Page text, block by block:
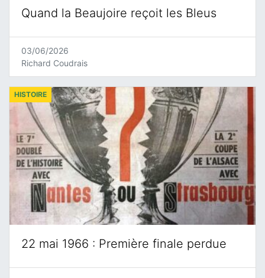
Quand la Beaujoire reçoit les Bleus
03/06/2026
Richard Coudrais
22 mai 1966 : Première finale perdue
HISTOIRE